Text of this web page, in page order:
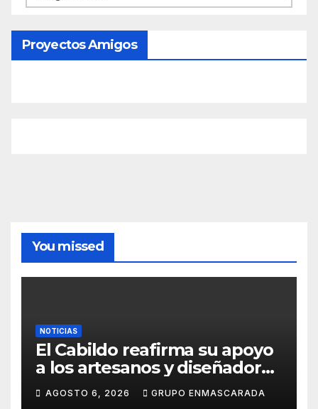
Proyectos Amigos
You missed
NOTICIAS
El Cabildo reafirma su apoyo
a los artesanos y diseñadores
del Carnaval de Tenerife
AGOSTO 6, 2026 GRUPO ENMASCARADA